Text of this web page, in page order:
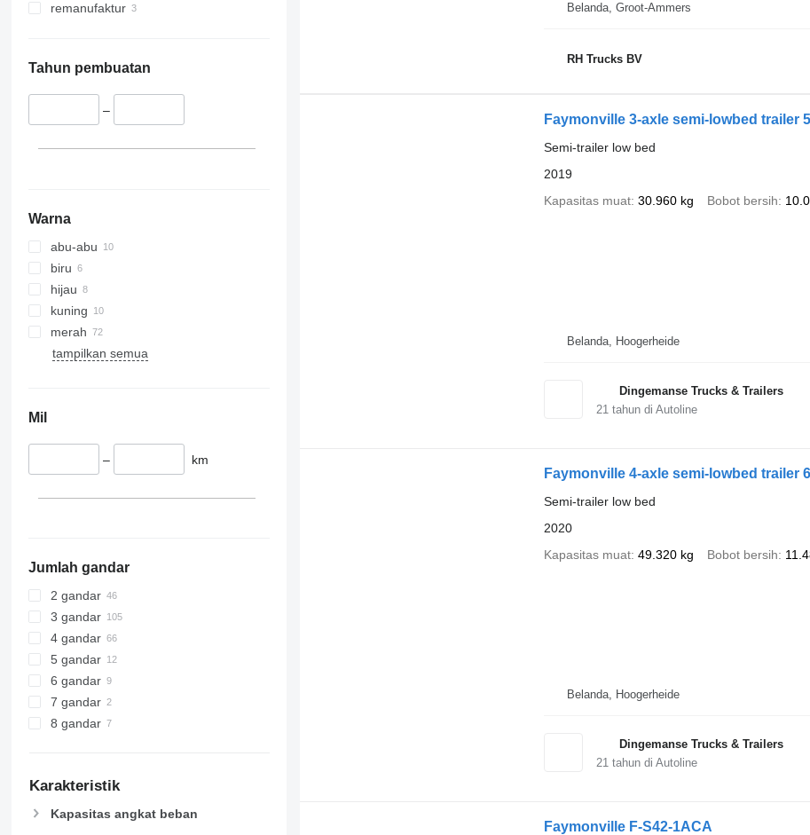
remanufaktur
Tahun pembuatan
–
Warna
abu-abu
biru
hijau
kuning
merah
tampilkan semua
Mil
– km
Jumlah gandar
2 gandar
3 gandar
4 gandar
5 gandar
6 gandar
7 gandar
8 gandar
Karakteristik
Kapasitas angkat beban
Belanda, Groot-Ammers
RH Trucks BV
Faymonville 3-axle semi-lowbed trailer
Semi-trailer low bed
2019
Kapasitas muat 30.960 kg Bobot bersih
Belanda, Hoogerheide
Dingemanse Trucks & Trailers
21 tahun di Autoline
Faymonville 4-axle semi-lowbed trailer
Semi-trailer low bed
2020
Kapasitas muat 49.320 kg Bobot bersih
Belanda, Hoogerheide
Dingemanse Trucks & Trailers
21tahun di Autoline
Faymonville F-S42-1ACA